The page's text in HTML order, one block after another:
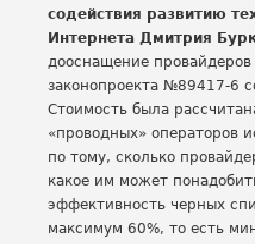
содействия развитию
Интернета Дмитрия
дооснащение
законопроекта №89417-6
Стоимость была
«проводных» операторов
по тому, сколько
какое им может
эффективность черных
максимум 60%, то есть